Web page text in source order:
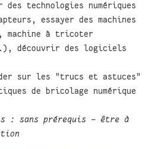
technologies numériques
essayer des machines
machine à tricoter
découvrir des logiciels
sur les "trucs et astuces"
de bricolage numérique
: sans prérequis - être à